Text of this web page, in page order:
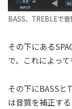
BASS、TREBLEで
その下にある
で、これによっ
その下にBASSと
は音質を補正す